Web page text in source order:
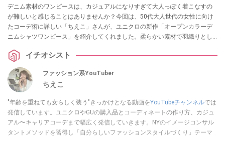
デニム素材のワンピースは、カジュアルになりすぎて大人っぽく着こなすの
が難しいと感じることはありませんか？今回は、50代大人世代の女性に向け
たコーデ術に詳しい「ちえこ」さんが、ユニクロの新作「オープンカラーデ
ニムシャツワンピース」を紹介してくれました。柔らかい素材で羽織りとし
せる服を探している方は必見です！
イチオシスト
ファッション系YouTuber
ちえこ
"年齢を重ねても女らしく装う"きっかけとなる動画をYouTubeチャンネルでは
発信しています。ユニクロやGUの購入品とコーディネートの作り方、カジュ
アル〜キャリアコーデまで幅広く発信していきます。NYのイメージコンサル
タントメソッドを習得し「自分らしいファッションスタイルづくり」テーマ